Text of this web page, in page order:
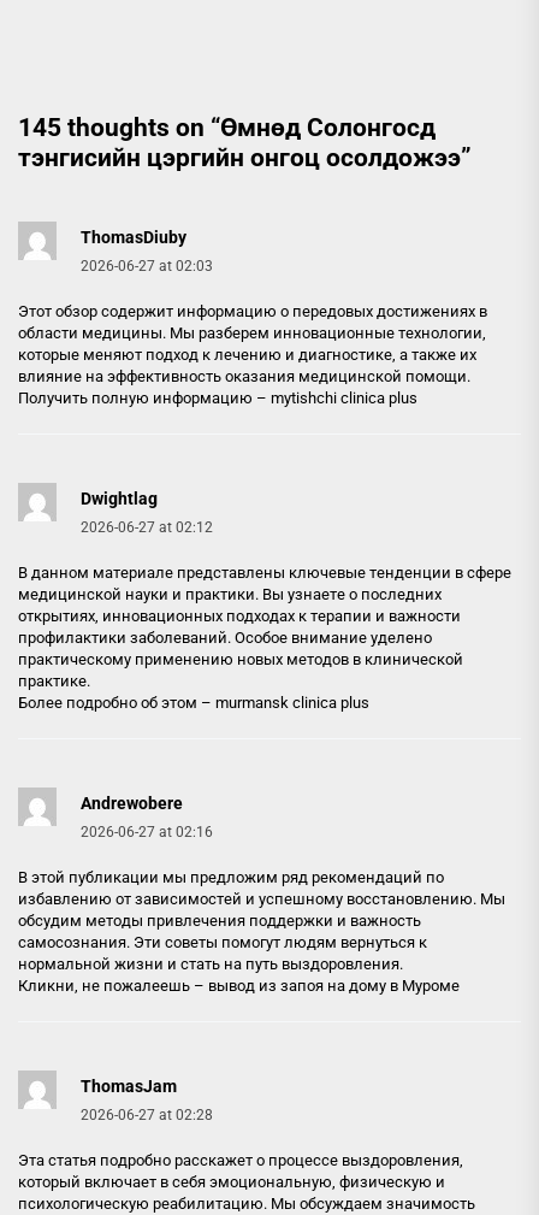
145 thoughts on “Өмнөд Солонгосд
тэнгисийн цэргийн онгоц осолдожээ”
ThomasDiuby
2026-06-27 at 02:03
Этот обзор содержит информацию о передовых достижениях в
области медицины. Мы разберем инновационные технологии,
которые меняют подход к лечению и диагностике, а также их
влияние на эффективность оказания медицинской помощи.
Получить полную информацию – mytishchi clinica plus
Dwightlag
2026-06-27 at 02:12
В данном материале представлены ключевые тенденции в сфере
медицинской науки и практики. Вы узнаете о последних
открытиях, инновационных подходах к терапии и важности
профилактики заболеваний. Особое внимание уделено
практическому применению новых методов в клинической
практике.
Более подробно об этом – murmansk clinica plus
Andrewobere
2026-06-27 at 02:16
В этой публикации мы предложим ряд рекомендаций по
избавлению от зависимостей и успешному восстановлению. Мы
обсудим методы привлечения поддержки и важность
самосознания. Эти советы помогут людям вернуться к
нормальной жизни и стать на путь выздоровления.
Кликни, не пожалеешь – вывод из запоя на дому в Муроме
ThomasJam
2026-06-27 at 02:28
Эта статья подробно расскажет о процессе выздоровления,
который включает в себя эмоциональную, физическую и
психологическую реабилитацию. Мы обсуждаем значимость